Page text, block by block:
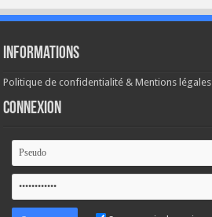
Informations
Politique de confidentialité & Mentions légales
Connexion